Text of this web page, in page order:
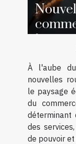
À l'aube
nouvelles
le paysage
du
déterminant
des
de pouvoir